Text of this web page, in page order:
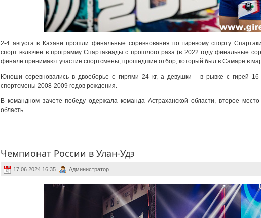
2-4 августа в Казани прошли финальные соревнования по гиревому спорту
спорт включен в программу Спартакиады с прошлого раза (в 2022 году финальные
финале принимают участие спортсмены, прошедшие отбор, который был в Самаре в
Юноши соревновались в двоеборье с гирями 24 кг, а девушки - в рывке с гирей 16
спортсмены 2008-2009 годов рождения.
В командном зачете победу одержала команда Астраханской области, второе
область.
Чемпионат России в Улан-Удэ
17.06.2024 16:35 Администратор